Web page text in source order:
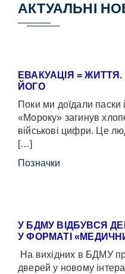
АКТУАЛЬНІ
ЕВАКУАЦІЯ =
ЙОГО
Поки ми доїдали
«Мороку» загинув
військові цифри. Це
[…]
Позначки
У БДМУ ВІДБУВСЯ
У ФОРМАТІ
На вихідних в БДМУ
дверей у новому